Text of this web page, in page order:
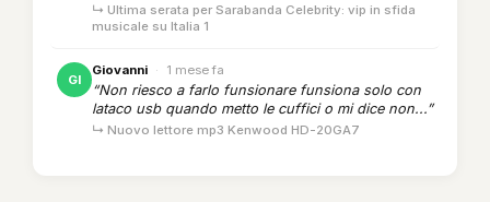
↳ Ultima serata per Sarabanda Celebrity: vip in sfida
musicale su Italia 1
GI
Giovanni · 1 mese fa
“Non riesco a farlo funsionare funsiona solo con
lataco usb quando metto le cuffici o mi dice non...”
↳ Nuovo lettore mp3 Kenwood HD-20GA7